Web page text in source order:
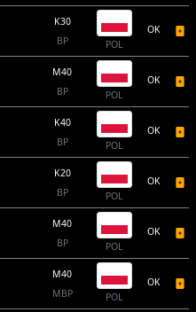
K30
BP
POL
OK
M40
BP
POL
OK
K40
BP
POL
OK
K20
BP
POL
OK
M40
BP
POL
OK
M40
MBP
POL
OK